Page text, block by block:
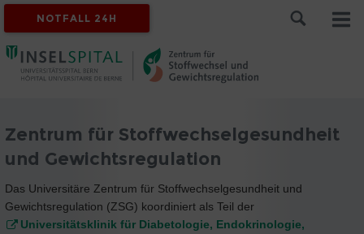
NOTFALL 24H
Zentrum für Stoffwechselgesundheit
und Gewichtsregulation
Das Universitäre Zentrum für Stoffwechselgesundheit und
Gewichtsregulation (ZSG) koordiniert als Teil der
Universitätsklinik für Diabetologie, Endokrinologie,